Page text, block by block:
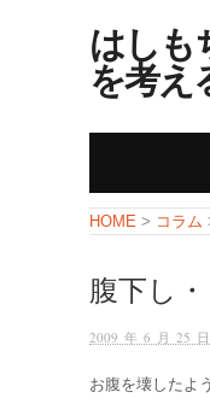
はしも
を考え
HOME > コラム
腹下し・
2009 年 6 月 25 日
お腹を壊したよ